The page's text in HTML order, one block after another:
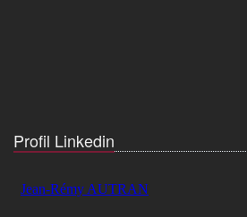
Profil Linkedin